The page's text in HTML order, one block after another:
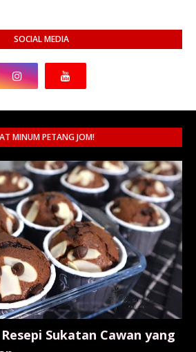
SOCIAL MEDIA
MINUM PETANG JOM!
Sukatan Cawan yang